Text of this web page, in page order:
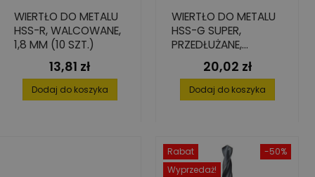
WIERTŁO DO METALU
HSS-R, WALCOWANE,
1,8 MM (10 SZT.)
Cena
13,81 zł
Dodaj do koszyka
WIERTŁO DO METALU
HSS-G SUPER,
PRZEDŁUŻANE,
7,0X102/156
Cena
20,02 zł
Dodaj do koszyka
-50%
Rabat
Wyprzedaż!